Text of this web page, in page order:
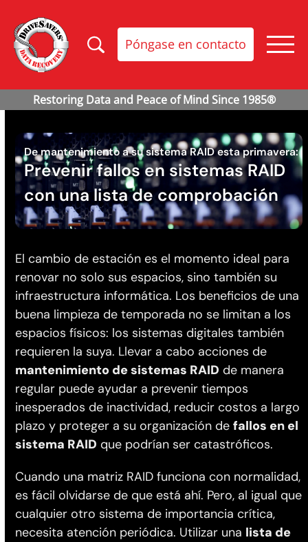
Póngase en contacto
De mantenimiento a su sistema RAID esta primavera:
Prevenir fallos en sistemas RAID
con una lista de comprobación
El cambio de estación es el momento ideal para
renovar no solo sus espacios, sino también su
infraestructura informática. Los beneficios de una
buena limpieza de temporada no se limitan a los
espacios físicos: los sistemas digitales también
requieren la suya. Llevar a cabo acciones de
mantenimiento de sistemas RAID de manera
regular puede ayudar a prevenir tiempos
inesperados de inactividad, reducir costos a largo
plazo y proteger a su organización defallos en el
sistema RAID que podrían ser catastróficos.
Cuando una matriz RAID funciona con normalidad,
es fácil olvidarse de que está ahí. Pero, al igual que
cualquier otro sistema de importancia crítica,
necesita atención periódica. Utilizar una lista de